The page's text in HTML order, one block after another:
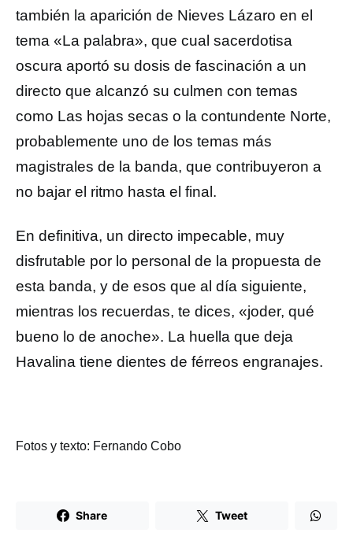
también la aparición de Nieves Lázaro en el
tema «La palabra», que cual sacerdotisa
oscura aportó su dosis de fascinación a un
directo que alcanzó su culmen con temas
como Las hojas secas o la contundente Norte,
probablemente uno de los temas más
magistrales de la banda, que contribuyeron a
no bajar el ritmo hasta el final.
En definitiva, un directo impecable, muy
disfrutable por lo personal de la propuesta de
esta banda, y de esos que al día siguiente,
mientras los recuerdas, te dices, «joder, qué
bueno lo de anoche». La huella que deja
Havalina tiene dientes de férreos engranajes.
Fotos y texto: Fernando Cobo
Share Tweet